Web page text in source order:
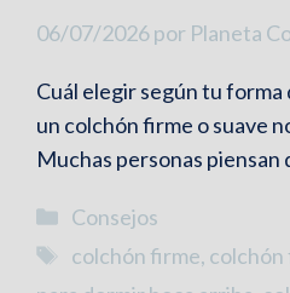
06/07/2026por Planeta
Cuál elegir según tu
un colchón firme o suave
Muchas personas piensan
Categorías
Consejos
Etiquetas
colchón firme, colchón